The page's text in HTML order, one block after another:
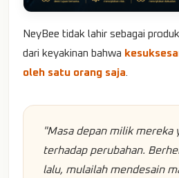
NeyBee tidak lahir sebagai
dari keyakinan bahwa
oleh satu orang saja
"Masa depan milik mereka
terhadap perubahan.
lalu, mulailah mendesain